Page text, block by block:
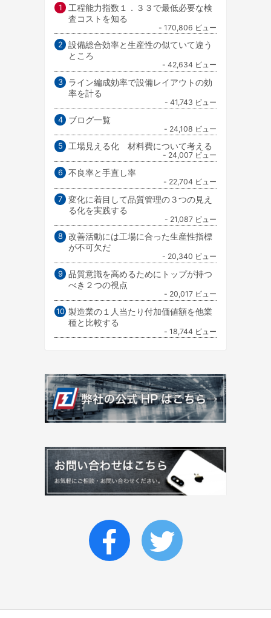
工程能力指数１．３３で最低必要な検
査コストを知る
- 170,806 ビュー
設備総合効率と生産性の似ていて違う
ところ
- 42,634 ビュー
ライン編成効率で設備レイアウトの効
率を計る
- 41,743 ビュー
ブログ一覧
- 24,108 ビュー
工場見える化 材料費について考える
- 24,007 ビュー
不良率と手直し率
- 22,704 ビュー
変化に着目して品質管理の３つの見え
る化を実践する
- 21,087 ビュー
改善活動には工場に合った生産性指標
が不可欠だ
- 20,340 ビュー
品質意識を高めるためにトップが持つ
べき２つの視点
- 20,017 ビュー
製造業の１人当たり付加価値額を他業
種と比較する
- 18,744 ビュー